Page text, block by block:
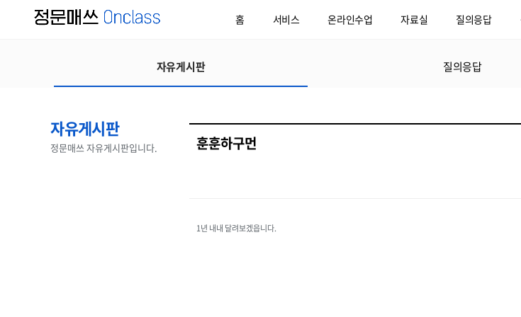
홈 서비스 온라인수업 자료실 질의응답
자유게시판 질의응답
자유게시판
정문매쓰 자유게시판입니다. 훈훈하구먼
1년 내내 달려보겠읍니다.